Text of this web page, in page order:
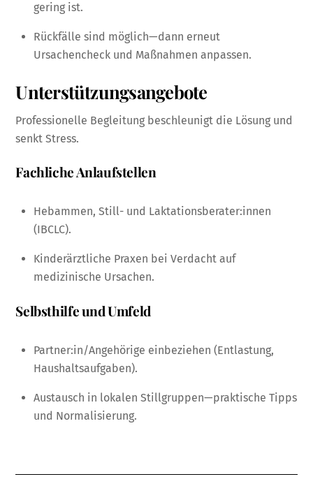
gering ist.
Rückfälle sind möglich—dann erneut
Ursachencheck und Maßnahmen anpassen.
Unterstützungsangebote
Professionelle Begleitung beschleunigt die Lösung und
senkt Stress.
Fachliche Anlaufstellen
Hebammen, Still- und Laktationsberater:innen
(IBCLC).
Kinderärztliche Praxen bei Verdacht auf
medizinische Ursachen.
Selbsthilfe und Umfeld
Partner:in/Angehörige einbeziehen (Entlastung,
Haushaltsaufgaben).
Austausch in lokalen Stillgruppen—praktische Tipps
und Normalisierung.